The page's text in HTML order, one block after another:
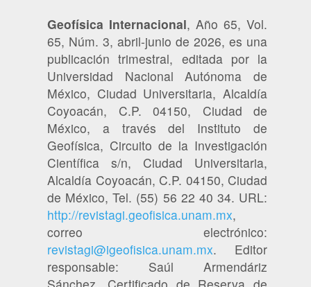
Geofísica Internacional, Año 65, Vol.
65, Núm. 3, abril-junio de 2026, es una
publicación trimestral, editada por la
Universidad Nacional Autónoma de
México, Ciudad Universitaria, Alcaldía
Coyoacán, C.P. 04150, Ciudad de
México, a través del Instituto de
Geofísica, Circuito de la Investigación
Científica s/n, Ciudad Universitaria,
Alcaldía Coyoacán, C.P. 04150, Ciudad
de México, Tel. (55) 56 22 40 34. URL:
http://revistagi.geofisica.unam.mx,
correo electrónico:
revistagi@igeofisica.unam.mx. Editor
responsable: Saúl Armendáriz